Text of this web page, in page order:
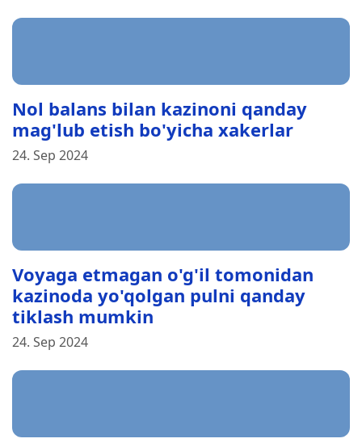
Nol balans bilan kazinoni qanday
mag'lub etish bo'yicha xakerlar
24. Sep 2024
Voyaga etmagan o'g'il tomonidan
kazinoda yo'qolgan pulni qanday
tiklash mumkin
24. Sep 2024